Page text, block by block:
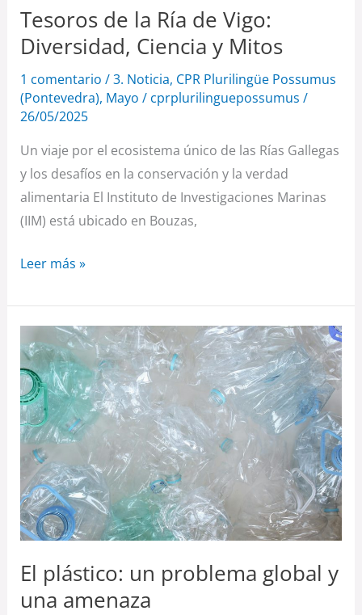
Tesoros de la Ría de Vigo:
Diversidad, Ciencia y Mitos
1 comentario /3. Noticia, CPR Plurilingüe Possumus
(Pontevedra), Mayo / cprplurilinguepossumus /
26/05/2025
Un viaje por el ecosistema único de las Rías Gallegas
y los desafíos en la conservación y la verdad
alimentaria El Instituto de Investigaciones Marinas
(IIM) está ubicado en Bouzas,
y
Mitos
Leer más »
El plástico: un problema global y
una amenaza
plástico:
un
problema
global
una
amenaza